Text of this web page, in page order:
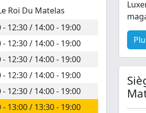
Roi Du Matelas
- 12:30 / 14:00 - 19:00
- 12:30 / 14:00 - 19:00
- 12:30 / 14:00 - 19:00
- 12:30 / 14:00 - 19:00
- 12:30 / 14:00 - 19:00
- 13:00 / 13:30 - 19:00